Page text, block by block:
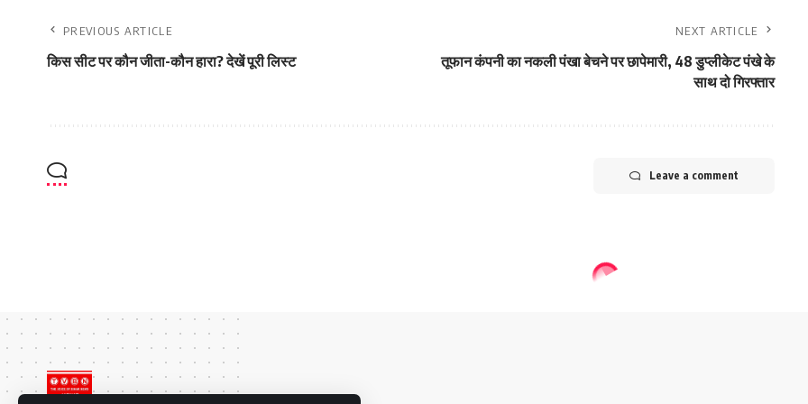
PREVIOUS ARTICLE
किस सीट पर कौन जीता-कौन हारा? देखें पूरी लिस्ट
NEXT ARTICLE
तूफान कंपनी का नकली पंखा बेचने पर छापेमारी, 48 डुप्लीकेट पंखे के
साथ दो गिरफ्तार
Leave a comment